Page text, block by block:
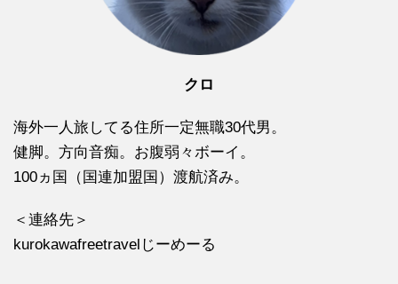
クロ
海外一人旅してる住所一定無職30代男。
健脚。方向音痴。お腹弱々ボーイ。
100ヵ国（国連加盟国）渡航済み。
＜連絡先＞
kurokawafreetravelじーめーる